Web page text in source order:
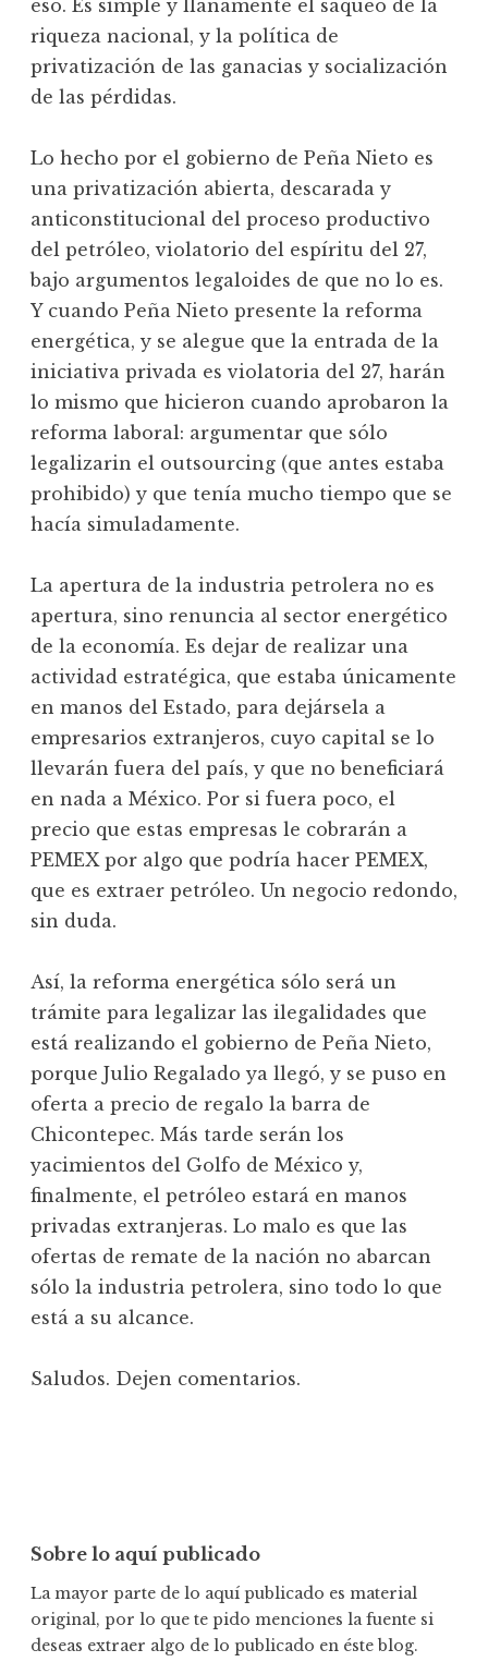
eso. Es simple y llanamente el saqueo de la
riqueza nacional, y la política de
privatización de las ganacias y socialización
de las pérdidas.
Lo hecho por el gobierno de Peña Nieto es
una privatización abierta, descarada y
anticonstitucional del proceso productivo
del petróleo, violatorio del espíritu del 27,
bajo argumentos legaloides de que no lo es.
Y cuando Peña Nieto presente la reforma
energética, y se alegue que la entrada de la
iniciativa privada es violatoria del 27, harán
lo mismo que hicieron cuando aprobaron la
reforma laboral: argumentar que sólo
legalizarin el outsourcing (que antes estaba
prohibido) y que tenía mucho tiempo que se
hacía simuladamente.
La apertura de la industria petrolera no es
apertura, sino renuncia al sector energético
de la economía. Es dejar de realizar una
actividad estratégica, que estaba únicamente
en manos del Estado, para dejársela a
empresarios extranjeros, cuyo capital se lo
llevarán fuera del país, y que no beneficiará
en nada a México. Por si fuera poco, el
precio que estas empresas le cobrarán a
PEMEX por algo que podría hacer PEMEX,
que es extraer petróleo. Un negocio redondo,
sin duda.
Así, la reforma energética sólo será un
trámite para legalizar las ilegalidades que
está realizando el gobierno de Peña Nieto,
porque Julio Regalado ya llegó, y se puso en
oferta a precio de regalo la barra de
Chicontepec. Más tarde serán los
yacimientos del Golfo de México y,
finalmente, el petróleo estará en manos
privadas extranjeras. Lo malo es que las
ofertas de remate de la nación no abarcan
sólo la industria petrolera, sino todo lo que
está a su alcance.
Saludos. Dejen comentarios.
Sobre lo aquí publicado
La mayor parte de lo aquí publicado es material
original, por lo que te pido menciones la fuente si
deseas extraer algo de lo publicado en éste blog.